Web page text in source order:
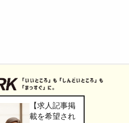
【求人記事掲
載を希望され